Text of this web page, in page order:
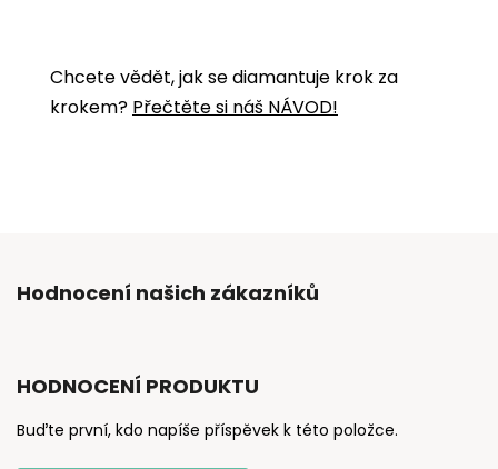
Chcete vědět, jak se diamantuje krok za
krokem? Přečtěte si náš NÁVOD!
Hodnocení našich zákazníků
HODNOCENÍ PRODUKTU
Buďte první, kdo napíše příspěvek k této položce.